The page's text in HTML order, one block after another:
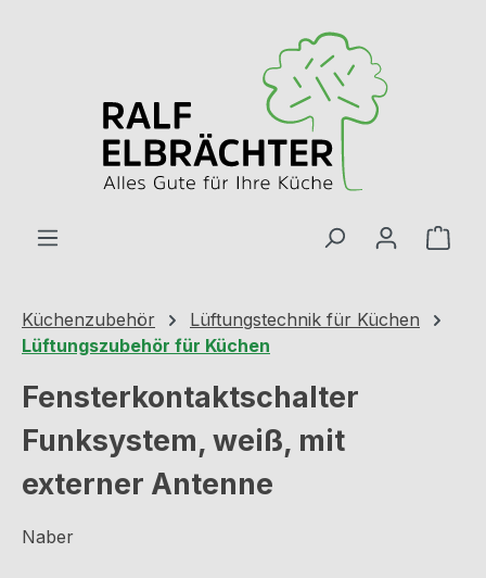
Küchenzubehör
Lüftungstechnik für Küchen
Lüftungszubehör für Küchen
Fensterkontaktschalter
Funksystem, weiß, mit
externer Antenne
Naber